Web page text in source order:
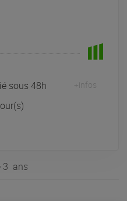
sous 48h +infos
3 ans